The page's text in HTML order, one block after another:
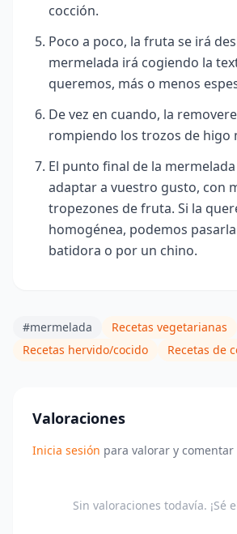
cocción.
Poco a poco, la fruta se irá
mermelada irá cogiendo la
queremos, más o menos
De vez en cuando, la
rompiendo los trozos de higo
El punto final de la
adaptar a vuestro gusto, con
tropezones de fruta. Si la
homogénea, podemos
batidora o por un chino.
#mermelada
Recetas vegetarianas
Recetas hervido/cocido
Recetas de
Valoraciones
Inicia sesión para valorar y comentar
Sin valoraciones todavía. ¡Sé